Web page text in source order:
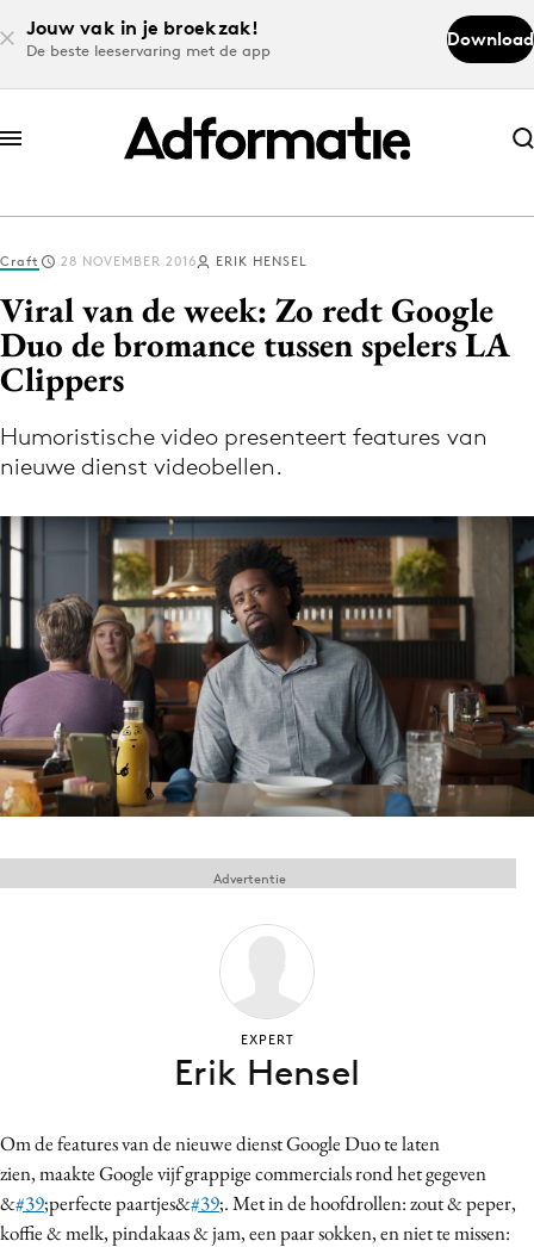
Jouw vak in je broekzak!
De beste leeservaring met de app
Download
Abonneer nu
Abonneer nu
Log in
Volg het laatste nieuws via de Adformatie
Nieuws app
Menu
Home
9 sept: GenAI-training
12 nov: MarketingLive!
Adverteren
Events
Opleidingen
Vacatures
Carriere
Contentmarketing
Craft
Craft 28 NOVEMBER 2016 ERIK HENSEL
Viral van de week: Zo redt Google
Duo de bromance tussen spelers LA
Clippers
Humoristische video presenteert features van
nieuwe dienst videobellen.
Om de features van de nieuwe dienst Google Duo te laten
zien, maakte Google vijf grappige commercials rond het gegeven
&#39;perfecte paartjes&#39;. Met in de hoofdrollen: zout & peper,
koffie & melk, pindakaas & jam, een paar sokken, en niet te missen:
Advertentie
EXPERT
Erik Hensel